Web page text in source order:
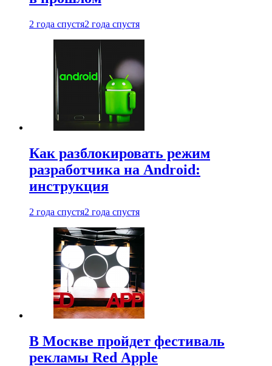
2 года спустя2 года спустя
Как разблокировать режим
разработчика на Android:
инструкция
2 года спустя2 года спустя
В Москве пройдет фестиваль
рекламы Red Apple